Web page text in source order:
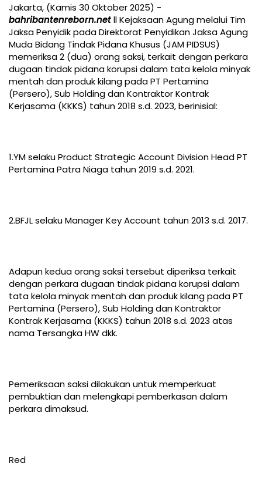
Jakarta, (Kamis 30 Oktober 2025) -
bahribantenreborn.netll Kejaksaan Agung melalui Tim
Jaksa Penyidik pada Direktorat Penyidikan Jaksa Agung
Muda Bidang Tindak Pidana Khusus (JAM PIDSUS)
memeriksa 2 (dua) orang saksi, terkait dengan perkara
dugaan tindak pidana korupsi dalam tata kelola minyak
mentah dan produk kilang pada PT Pertamina
(Persero), Sub Holding dan Kontraktor Kontrak
Kerjasama (KKKS) tahun 2018 s.d. 2023, berinisial:
1.YM selaku Product Strategic Account Division Head PT
Pertamina Patra Niaga tahun 2019 s.d. 2021.
2.BFJL selaku Manager Key Account tahun 2013 s.d. 2017.
Adapun kedua orang saksi tersebut diperiksa terkait
dengan perkara dugaan tindak pidana korupsi dalam
tata kelola minyak mentah dan produk kilang pada PT
Pertamina (Persero), Sub Holding dan Kontraktor
Kontrak Kerjasama (KKKS) tahun 2018 s.d. 2023 atas
nama Tersangka HW dkk.
Pemeriksaan saksi dilakukan untuk memperkuat
pembuktian dan melengkapi pemberkasan dalam
perkara dimaksud.
Red